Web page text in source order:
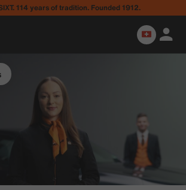
114 years of tradition. Founded 1912.